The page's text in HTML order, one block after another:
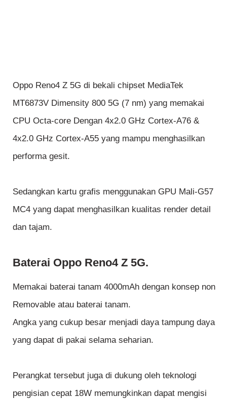
Oppo Reno4 Z 5G di bekali chipset MediaTek
MT6873V Dimensity 800 5G (7 nm) yang memakai
CPU Octa-core Dengan 4x2.0 GHz Cortex-A76 &
4x2.0 GHz Cortex-A55 yang mampu menghasilkan
performa gesit.
Sedangkan kartu grafis menggunakan GPU Mali-G57
MC4 yang dapat menghasilkan kualitas render detail
dan tajam.
Baterai Oppo Reno4 Z 5G.
Memakai baterai tanam 4000mAh dengan konsep non
Removable atau baterai tanam.
Angka yang cukup besar menjadi daya tampung daya
yang dapat di pakai selama seharian.
Perangkat tersebut juga di dukung oleh teknologi
pengisian cepat 18W memungkinkan dapat mengisi